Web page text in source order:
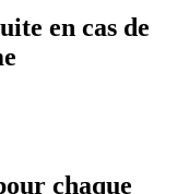
en cas de
chaque